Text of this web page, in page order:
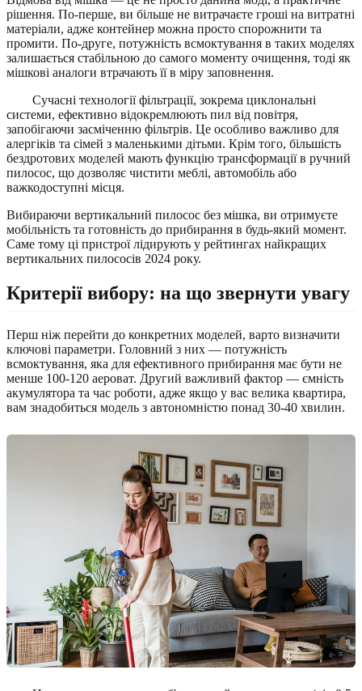
рішення. По-перше, ви більше не витрачаєте гроші на витратні
матеріали, адже контейнер можна просто спорожнити та
промити. По-друге, потужність всмоктування в таких моделях
залишається стабільною до самого моменту очищення, тоді як
мішкові аналоги втрачають її в міру заповнення.
Сучасні технології фільтрації, зокрема циклональні
системи, ефективно відокремлюють пил від повітря,
запобігаючи засміченню фільтрів. Це особливо важливо для
алергіків та сімей з маленькими дітьми. Крім того, більшість
бездротових моделей мають функцію трансформації в ручний
пилосос, що дозволяє чистити меблі, автомобіль або
важкодоступні місця.
Вибираючи вертикальний пилосос без мішка, ви отримуєте
мобільність та готовність до прибирання в будь-який момент.
Саме тому ці пристрої лідирують у рейтингах найкращих
вертикальних пилососів 2024 року.
Критерії вибору: на що звернути увагу
Перш ніж перейти до конкретних моделей, варто визначити
ключові параметри. Головний з них — потужність
всмоктування, яка для ефективного прибирання має бути не
менше 100-120 аероват. Другий важливий фактор — ємність
акумулятора та час роботи, адже якщо у вас велика квартира,
вам знадобиться модель з автономністю понад 30-40 хвилин.